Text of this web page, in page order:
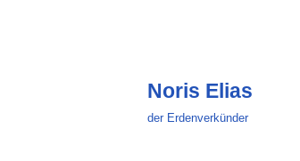
Noris Elias
der Erdenverkünder